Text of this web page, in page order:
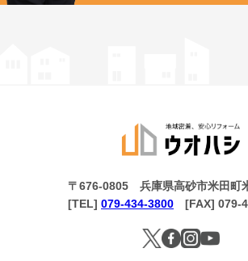
〒676-0805 兵庫県高砂市米田町
[TEL] 079-434-3800 [FAX] 079-